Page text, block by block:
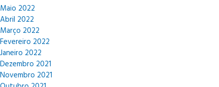
Maio 2022
Abril 2022
Março 2022
Fevereiro 2022
Janeiro 2022
Dezembro 2021
Novembro 2021